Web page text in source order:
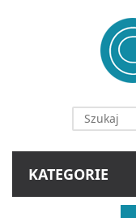
KATEGORIE